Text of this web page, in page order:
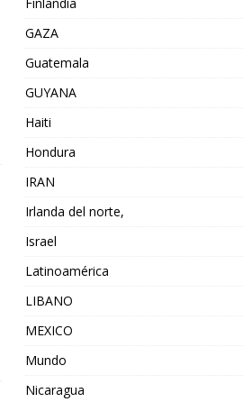
GAZA
Guatemala
GUYANA
Haiti
Hondura
IRAN
Irlanda del norte,
Israel
Latinoamérica
LIBANO
MEXICO
Mundo
Nicaragua